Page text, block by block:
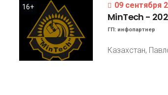
16+ 09 сентября
MinTech -
ГП: инфопартнер
Казахстан,